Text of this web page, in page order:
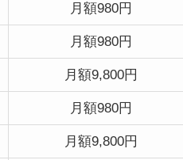
月額980円
月額980円
月額9,800円
月額980円
月額9,800円